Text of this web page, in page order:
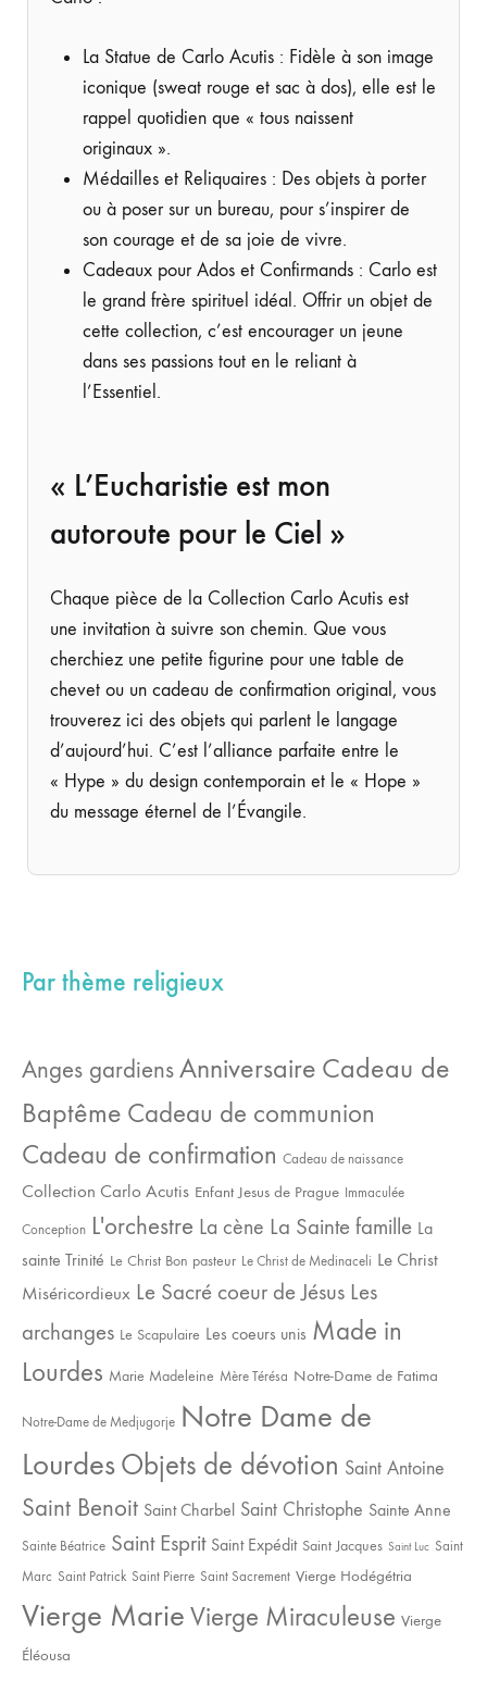
La Statue de Carlo Acutis : Fidèle à son image
iconique (sweat rouge et sac à dos), elle est le
rappel quotidien que « tous naissent
originaux ».
Médailles et Reliquaires : Des objets à porter
ou à poser sur un bureau, pour s’inspirer de
son courage et de sa joie de vivre.
Cadeaux pour Ados et Confirmands : Carlo est
le grand frère spirituel idéal. Offrir un objet de
cette collection, c’est encourager un jeune
dans ses passions tout en le reliant à
l’Essentiel.
« L’Eucharistie est mon
autoroute pour le Ciel »
Chaque pièce de la Collection Carlo Acutis est
une invitation à suivre son chemin. Que vous
cherchiez une petite figurine pour une table de
chevet ou un cadeau de confirmation original, vous
trouverez ici des objets qui parlent le langage
d’aujourd’hui. C’est l’alliance parfaite entre le
« Hype » du design contemporain et le « Hope »
du message éternel de l’Évangile.
Par thème religieux
Anges gardiensAnniversaire Cadeau de
Baptême Cadeau de communion
Cadeau de confirmation Cadeau de naissance
Collection Carlo Acutis Enfant Jesus de Prague Immaculée
Conception L'orchestre La cène La Sainte famille La
sainte Trinité Le Christ Bon pasteur Le Christ de Medinaceli Le Christ
Miséricordieux Le Sacré coeur de Jésus Les
archanges Le Scapulaire Les coeurs unis Made in
Lourdes Marie Madeleine Mère Térésa Notre-Dame de Fatima
Notre-Dame de Medjugorje Notre Dame de
LourdesObjets de dévotion Saint Antoine
Saint Benoit Saint Charbel Saint Christophe Sainte Anne
Sainte Béatrice Saint Esprit Saint Expédit Saint Jacques Saint Luc Saint
Marc Saint Patrick Saint Pierre Saint Sacrement Vierge Hodégétria
Vierge Marie Vierge Miraculeuse Vierge
Éléousa